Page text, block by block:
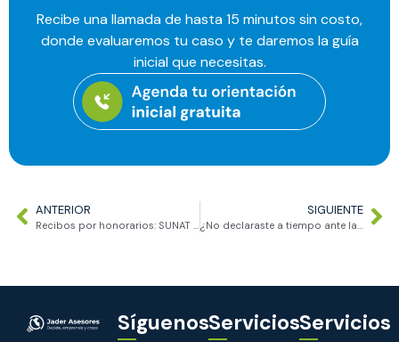
Recibe una llamada de hasta 15 minutos sin costo,
donde evaluaremos tu caso y te daremos la guía
inicial que necesitas.
ANTERIOR SIGUIENTE
SíguenosServiciosServicios